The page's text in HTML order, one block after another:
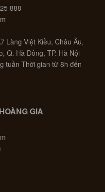
888
Làng Việt Kiều, Châu Âu,
Q. Hà Đông, TP. Hà Nội
tuần Thời gian từ 8h đến
GIA